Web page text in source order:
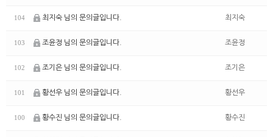
104 최지숙 님의 문의글입니다. 최지숙
103 조윤정 님의 문의글입니다. 조윤정
102 조기은 님의 문의글입니다. 조기은
101 황선우 님의 문의글입니다. 황선우
100 황수진 님의 문의글입니다. 황수진